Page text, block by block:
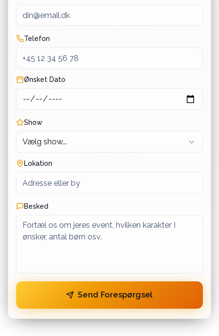
Telefon
Ønsket Dato
Show
Lokation
Besked
Send Forespørgsel